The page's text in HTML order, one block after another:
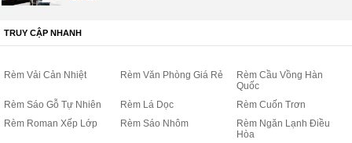
TRUY CẬP NHANH
Rèm Vải Cản Nhiệt Rèm Văn Phòng Giá Rẻ
Rèm Cầu Vồng Hàn
Quốc
Rèm Sáo Gỗ Tự Nhiên
Rèm Lá Dọc
Rèm Cuốn Trơn
Rèm Roman Xếp Lớp
Rèm Sáo Nhôm
Rèm Ngăn Lạnh Điều
Hòa